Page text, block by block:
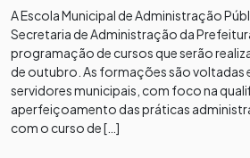
A Escola Municipal de Administração
Secretaria de Administração da
programação de cursos que serão
de outubro. As formações são voltadas
servidores municipais, com foco na
aperfeiçoamento das práticas
com o curso de […]